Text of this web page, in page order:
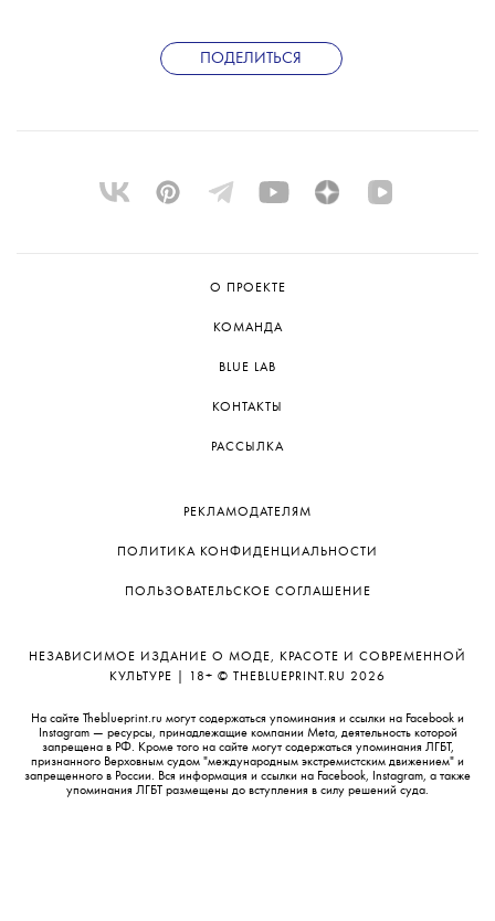
ПОДЕЛИТЬСЯ
О ПРОЕКТЕ
КОМАНДА
BLUE LAB
КОНТАКТЫ
РАССЫЛКА
РЕКЛАМОДАТЕЛЯМ
ПОЛИТИКА КОНФИДЕНЦИАЛЬНОСТИ
ПОЛЬЗОВАТЕЛЬСКОЕ СОГЛАШЕНИЕ
НЕЗАВИСИМОЕ ИЗДАНИЕ О МОДЕ, КРАСОТЕ И СОВРЕМЕННОЙ
КУЛЬТУРЕ | 18+ © THEBLUEPRINT.RU 2026
На сайте Theblueprint.ru могут содержаться упоминания и ссылки на Facebook и
Instagram — ресурсы, принадлежащие компании Meta, деятельность которой
запрещена в РФ. Кроме того на сайте могут содержаться упоминания ЛГБТ,
признанного Верховным судом "международным экстремистским движением" и
запрещенного в России. Вся информация и ссылки на Facebook, Instagram, а также
упоминания ЛГБТ размещены до вступления в силу решений суда.